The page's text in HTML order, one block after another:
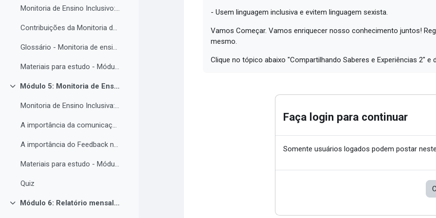
Monitoria de Ensino Inclusivo: Conceitos e Objetivos.
Contribuições da Monitoria de ensino inclusiva para o estudante com Necessidades Educacionais Específicas.
Glossário - Monitoria de ensino e educação inclusiva.
Materiais para estudo - Módulo 4.
Contrair
Módulo 5: Monitoria de Ensino Inclusiva, comunicação e feedback.
Monitoria de Ensino Inclusiva: comunicação e feedback.
A importância da comunicação entre o(a) monitor(a) e o estudantes PNE.
A importância do Feedback na monitoria de ensino inclusiva.
Materiais para estudo - Módulo 5.
Quiz
Contrair
Módulo 6: Relatório mensal de atividades da Monitoria de ensino inclusiva.
- Usem linguagem inclusiva e evitem linguagem sexista.
Vamos Começar. Vamos enriquecer nosso conhecimento juntos!
mesmo.
Clique no tópico abaixo "Compartilhando Saberes e Experiências 2" e
Faça login para continuar
Somente usuários logados podem postar